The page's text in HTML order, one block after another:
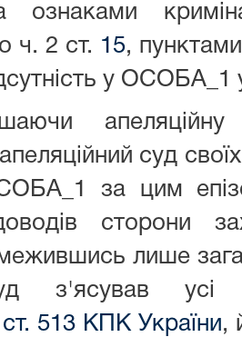
ч. 2 ст. 15,
у
суд
за цим
сторони
лише
з'ясував усі
ст. 513 КПК України,